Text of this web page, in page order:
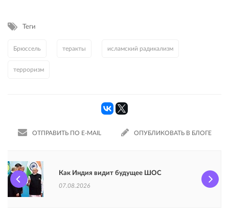
Теги
Брюссель теракты исламский радикализм
терроризм
ОТПРАВИТЬ ПО E-MAIL ОПУБЛИКОВАТЬ В БЛОГЕ
Как Индия видит будущее ШОС
07.08.2026